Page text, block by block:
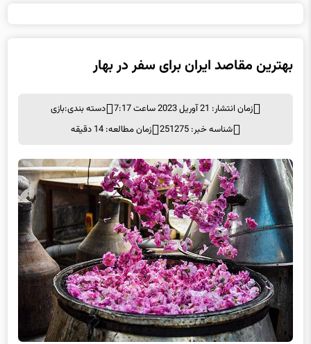
بهترین مقاصد ایران برای سفر در بهار
زمان انتشار: 21 آوریل 2023 ساعت 7:17 دسته بندی:بازی
شناسه خبر: 251275
زمان مطالعه: 14 دقیقه